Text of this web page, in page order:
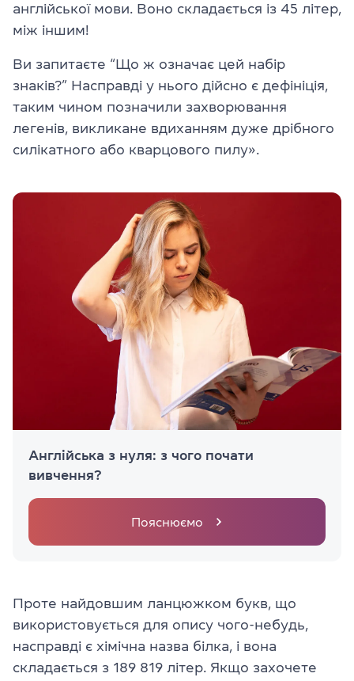
англійської мови. Воно складається із 45 літер,
між іншим!
Ви запитаєте “Що ж означає цей набір
знаків?” Насправді у нього дійсно є дефініція,
таким чином позначили захворювання
легенів, викликане вдиханням дуже дрібного
силікатного або кварцового пилу».
Англійська з нуля: з чого почати
вивчення?
Пояснюємо
Проте найдовшим ланцюжком букв, що
використовується для опису чого-небудь,
насправді є хімічна назва білка, і вона
складається з 189 819 літер. Якщо захочете